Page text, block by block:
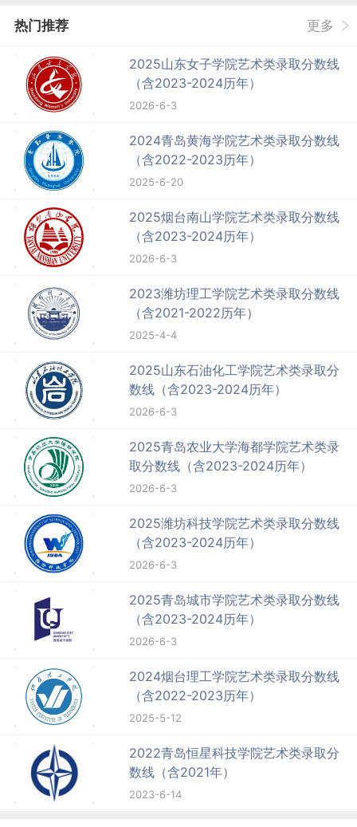
热门推荐 更多
2025山东女子学院艺术类录取分数线
（含2023-2024历年）
2026-6-3
2024青岛黄海学院艺术类录取分数线
（含2022-2023历年）
2025-6-20
2025烟台南山学院艺术类录取分数线
（含2023-2024历年）
2026-6-3
2023潍坊理工学院艺术类录取分数线
（含2021-2022历年）
2025-4-4
2025山东石油化工学院艺术类录取分
数线（含2023-2024历年）
2026-6-3
2025青岛农业大学海都学院艺术类录
取分数线（含2023-2024历年）
2026-6-3
2025潍坊科技学院艺术类录取分数线
（含2023-2024历年）
2026-6-3
2025青岛城市学院艺术类录取分数线
（含2023-2024历年）
2026-6-3
2024烟台理工学院艺术类录取分数线
（含2022-2023历年）
2025-5-12
2022青岛恒星科技学院艺术类录取分
数线（含2021年）
2023-6-14